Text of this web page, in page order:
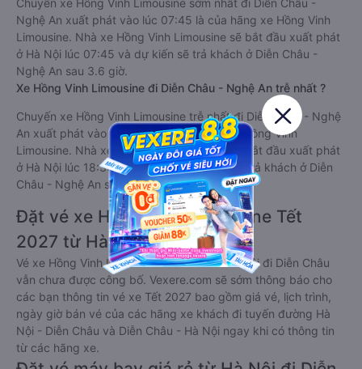
Chuyến xe Hồng Vinh Limousine sớm nhất đi Diễn Châu -
Nghệ An xuất phát vào lúc 07:45 là của hãng xe Hồng Vinh
Limousine. Nhà xe Hồng Vinh Limousine sẽ bắt đầu xuất phát
ở Hà Nội lúc 07:45 và dự kiến sẽ trả khách ở Diễn Châu -
Nghệ An sau 3.6 giờ.
Xe Hồng Vinh Limousine đi Diễn Châu - Nghệ An trễ nhất ?
Chuyến xe Hồng Vinh Limousine trễ nhất đi Diễn Châu - Nghệ
An xuất phát vào lúc 18:30 là của hãng xe Hồng Vinh
Limousine. Nhà xe Hồng Vinh Limousine sẽ bắt đầu xuất phát
ở Hà Nội lúc 18:30 tại Hà Nội và dự kiến sẽ trả khách ở Diễn
Châu - Nghệ An sau 3.6 giờ.
Đặt vé xe Hồng Vinh Limousine Tết
2027 từ Hà Nội đi Diễn Châu
Vé xe Hồng Vinh Limousine tết 2027 từ Hà Nội đi Diễn Châu
vẫn chưa được công bố. Vexere.com sẽ sớm thông báo cho
các bạn thông tin vé xe Tết 2027 bao gồm giá vé, lịch trình,
ngày giờ bán vé của các hãng xe khách đi tuyến đường Hà
Nội - Diễn Châu và Diễn Châu - Hà Nội ngay khi có thông tin
từ các hãng xe.